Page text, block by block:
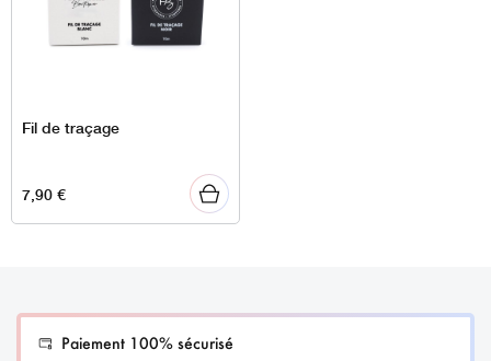
Fil de traçage
7,90€
Paiement 100% sécurisé